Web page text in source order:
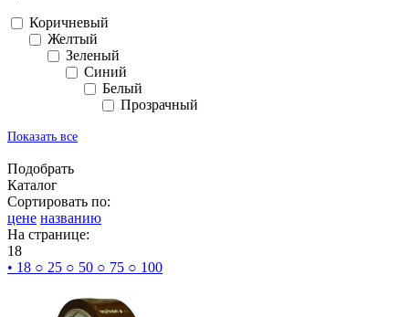
Коричневый
Желтый
Зеленый
Синий
Белый
Прозрачный
Показать все
Подобрать
Каталог
Сортировать по:
цене названию
На странице:
18
• 18 ○ 25 ○ 50 ○ 75 ○ 100